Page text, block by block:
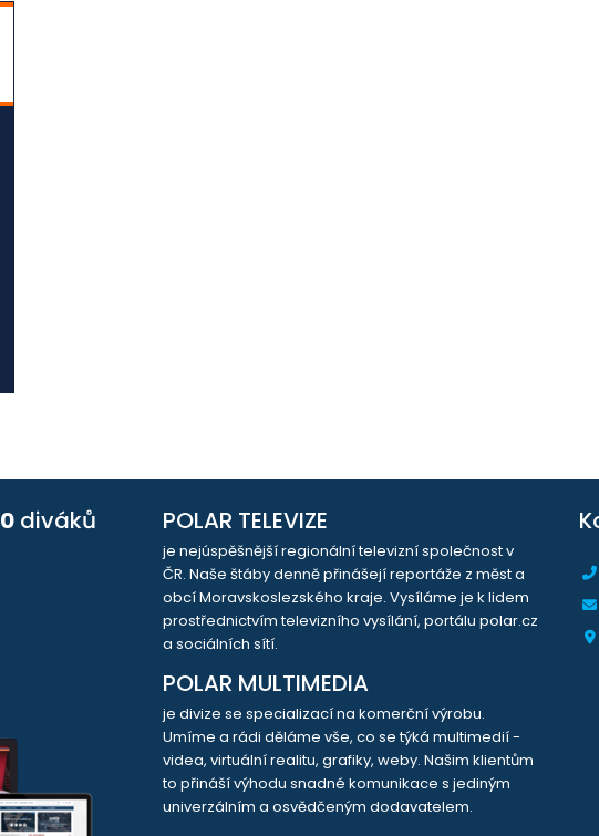
diváků POLAR TELEVIZE
je nejúspěšnější regionální televizní společnost v
ČR. Naše štáby denně přinášejí reportáže z měst a
obcí Moravskoslezského kraje. Vysíláme je k lidem
prostřednictvím televizního vysílání, portálu polar.cz
a sociálních sítí.
POLAR MULTIMEDIA
je divize se specializací na komerční výrobu.
Umíme a rádi děláme vše, co se týká multimedií -
videa, virtuální realitu, grafiky, weby. Našim klientům
to přináší výhodu snadné komunikace s jediným
univerzálním a osvědčeným dodavatelem.